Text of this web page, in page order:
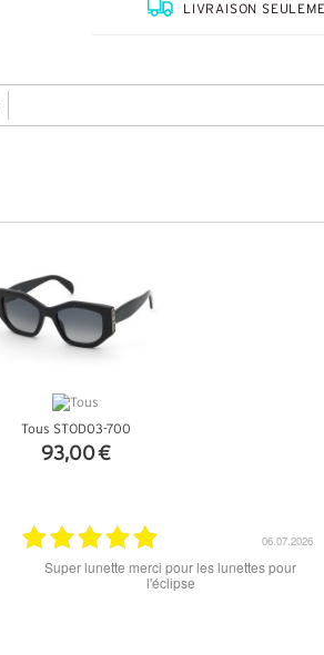
LIVRAISON
Tous STOD03-700
93,00 €
12.06.2026
super les lunettes, très cool, merci